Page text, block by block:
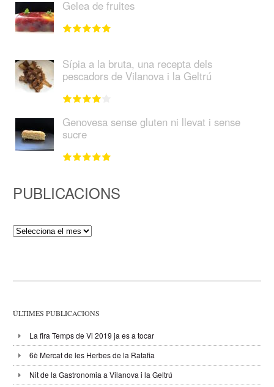
Gelea de fruites
Sípia a la bruta, una recepta dels
pescadors de Vilanova i la Geltrú
Genovesa sense gluten ni llevat i sense
sucre
PUBLICACIONS
Publicacions
ÚLTIMES PUBLICACIONS
La fira Temps de Vi 2019 ja es a tocar
6è Mercat de les Herbes de la Ratafia
Nit de la Gastronomia a Vilanova i la Geltrú